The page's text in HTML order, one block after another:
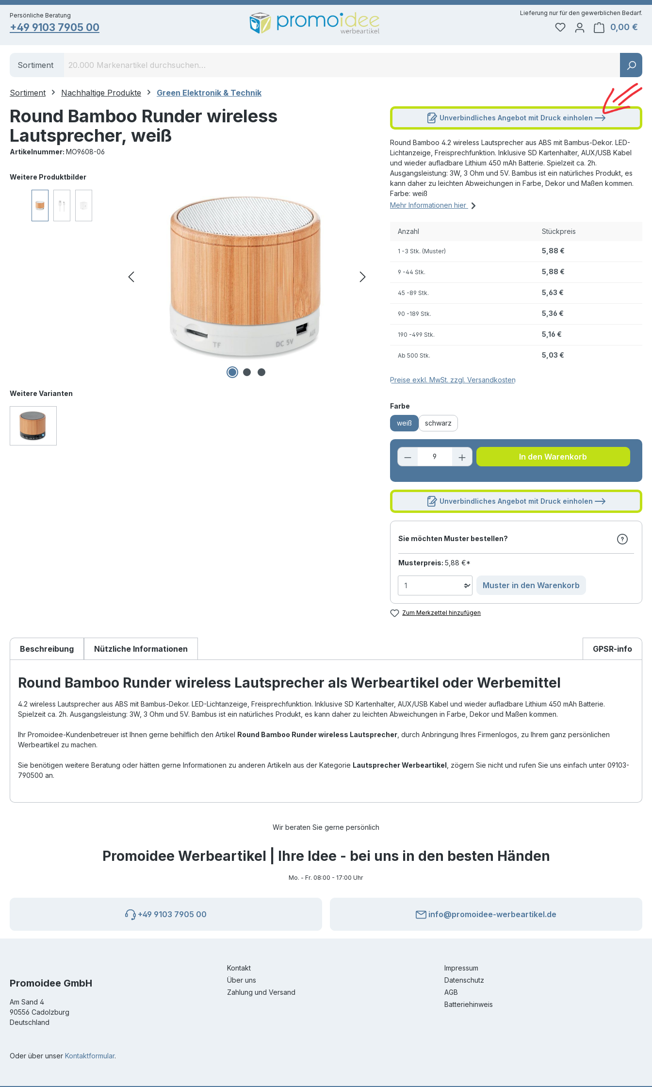
Persönliche Beratung
+49 9103 7905 00 Du hast 0 Produkte auf
0,00 €
Sortiment
Sortiment Nachhaltige Produkte Green Elektronik & Technik
Round Bamboo Runder wireless
Lautsprecher, weiß
Artikelnummer: MO9608-06
Bildergalerie überspringen
Weitere Produktbilder
Weitere Varianten
Unverbindliches Angebot mit Druck einholen
Round Bamboo 4.2 wireless Lautsprecher aus ABS mit Bambus-Dekor. LED-
Lichtanzeige, Freisprechfunktion. Inklusive SD Kartenhalter, AUX/USB Kabel
und wieder aufladbare Lithium 450 mAh Batterie. Spielzeit ca. 2h.
Ausgangsleistung: 3W, 3 Ohm und 5V. Bambus ist ein natürliches Produkt, es
kann daher zu leichten Abweichungen in Farbe, Dekor und Maßen kommen.
Farbe: weiß
Mehr Informationen hier
Anzahl Stückpreis
1 -3 Stk. (Muster) 5,88 €
9 -44 Stk. 5,88 €
45 -89 Stk. 5,63 €
90 -189 Stk. 5,36 €
190 -499 Stk. 5,16 €
Ab 500 Stk. 5,03 €
Preise exkl. MwSt. zzgl. Versandkosten
Farbe
weiß schwarz
Produkt Anzahl: Gib den gewünschten Wert
In den Warenkorb
Unverbindliches Angebot mit Druck einholen
Sie möchten Muster bestellen?
Musterpreis: 5,88 €*
Muster in den Warenkorb
Zum Merkzettel hinzufügen
Beschreibung Nützliche Informationen GPSR-info
Round Bamboo Runder wireless Lautsprecher als Werbeartikel oder Werbemittel
4.2 wireless Lautsprecher aus ABS mit Bambus-Dekor. LED-Lichtanzeige, Freisprechfunktion. Inklusive SD Kartenhalter, AUX/USB Kabel und wieder aufladbare Lithium 450 mAh Batterie.
Spielzeit ca. 2h. Ausgangsleistung: 3W, 3 Ohm und 5V. Bambus ist ein natürliches Produkt, es kann daher zu leichten Abweichungen in Farbe, Dekor und Maßen kommen.
Ihr Promoidee-Kundenbetreuer ist Ihnen gerne behilflich den Artikel Round Bamboo Runder wireless Lautsprecher , durch Anbringung Ihres Firmenlogos, zu Ihrem ganz persönlichen
Werbeartikel zu machen.
Sie benötigen weitere Beratung oder hätten gerne Informationen zu anderen Artikeln aus der Kategorie Lautsprecher Werbeartikel , zögern Sie nicht und rufen Sie uns einfach unter 09103-
790500 an.
Wir beraten Sie gerne persönlich
Promoidee Werbeartikel | Ihre Idee - bei uns in den besten Händen
Mo. - Fr. 08:00 - 17:00 Uhr
+49 9103 7905 00 info@promoidee-werbeartikel.de
Promoidee GmbH
Am Sand 4
90556 Cadolzburg
Deutschland
Oder über unser Kontaktformular.
Kontakt
Über uns
Zahlung und Versand
Impressum
Datenschutz
AGB
Batteriehinweis